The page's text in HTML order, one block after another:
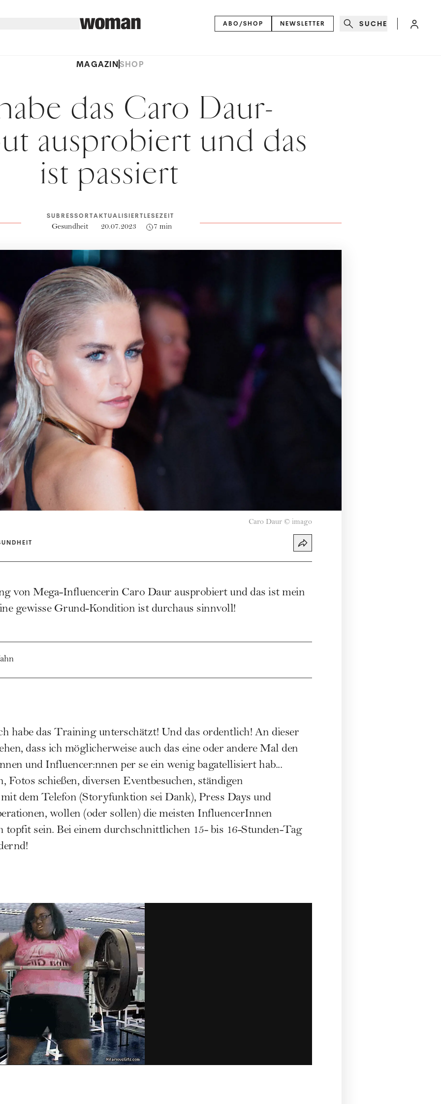
ABO/SHOP NEWSLETTER SUCHE
MAGAZINSHOP
das Caro Daur-
ausprobiert und das
ist passiert
SUBRESSORT
Gesundheit
AKTUALISIERT
20.07.2023
LESEZEIT
7 min
Caro Daur © imago
von Mega-Influencerin Caro Daur ausprobiert und das ist mein
gewisse Grund-Kondition ist durchaus sinnvoll!
habe das Training unterschätzt! Und das ordentlich! An dieser
dass ich möglicherweise auch das eine oder andere Mal den
und Influencer:nnen per seein wenig bagatellisiert hab...
Fotos schießen, diversen Eventbesuchen, ständigen
dem Telefon (Storyfunktion sei Dank), Press Days und
wollen (oder sollen) die meisten InfluencerInnen
topfit sein. Bei einem durchschnittlichen 15- bis 16-Stunden-Tag